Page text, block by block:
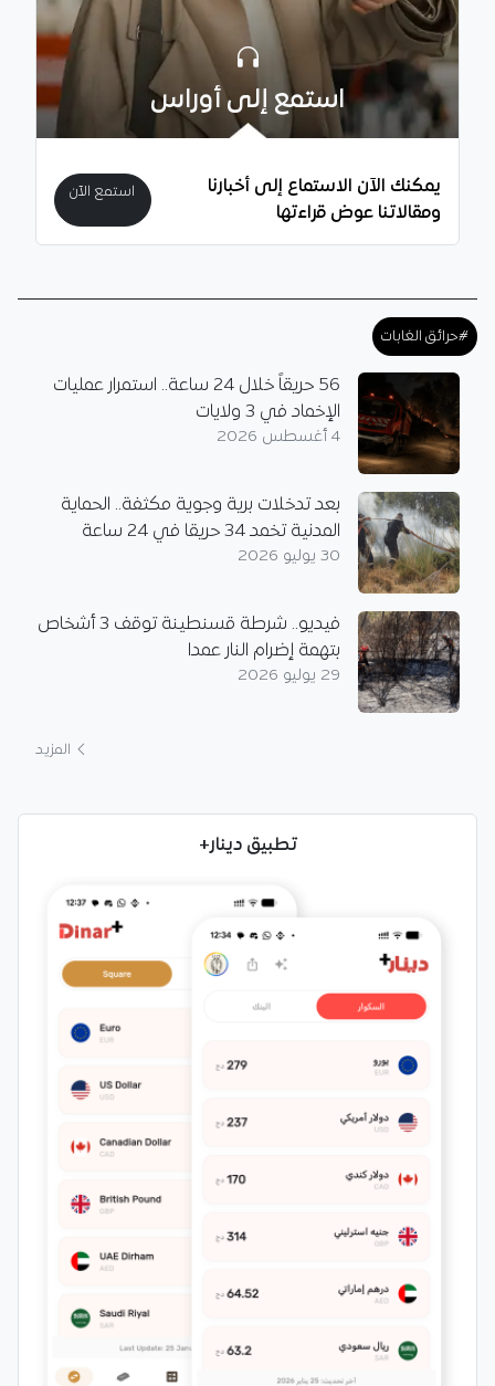
استمع إلى أوراس
يمكنك الآن الاستماع إلى أخبارنا
ومقالاتنا عوض قراءتها
استمع الآن
#حرائق الغابات
56 حريقاً خلال 24 ساعة.. استمرار عمليات
الإخماد في 3 ولايات
4 أغسطس 2026
بعد تدخلات برية وجوية مكثفة.. الحماية
المدنية تخمد 34 حريقا في 24 ساعة
30 يوليو 2026
فيديو.. شرطة قسنطينة توقف 3 أشخاص
بتهمة إضرام النار عمدا
29 يوليو 2026
المزيد
تطبيق دينار+